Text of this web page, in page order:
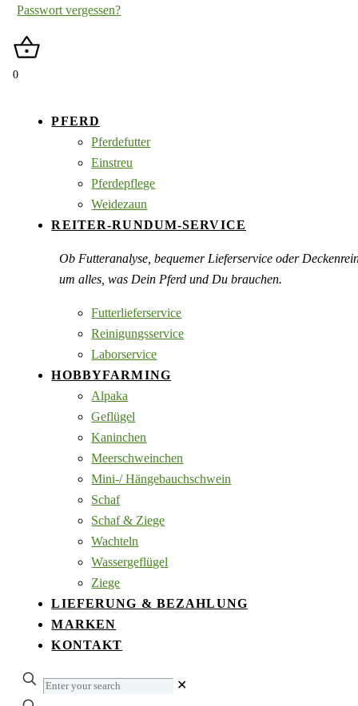
Passwort vergessen?
0
PFERD
Pferdefutter
Einstreu
Pferdepflege
Weidezaun
REITER-RUNDUM-SERVICE
Ob Futteranalyse, bequemer Lieferservice oder
um alles, was Dein Pferd und Du brauchen.
Futterlieferservice
Reinigungsservice
Laborservice
HOBBYFARMING
Alpaka
Geflügel
Kaninchen
Meerschweinchen
Mini-/ Hängebauchschwein
Schaf
Schaf & Ziege
Wachteln
Wassergeflügel
Ziege
LIEFERUNG & BEZAHLUNG
MARKEN
KONTAKT
Enter
your
✕